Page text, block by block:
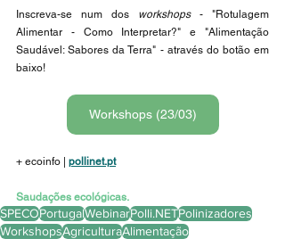
Inscreva-se num dos workshops - "Rotulagem
Alimentar - Como Interpretar?" e "Alimentação
Saudável: Sabores da Terra" - através do botão em
baixo!
Workshops (23/03)
+ ecoinfo | pollinet.pt
Saudações ecológicas.
SPECOPortugalWebinarPolli.NETPolinizadores
WorkshopsAgriculturaAlimentação